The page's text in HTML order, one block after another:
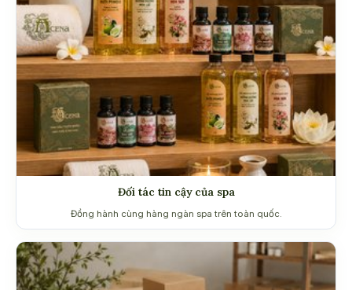
Đối tác tin cậy của spa
Đồng hành cùng hàng ngàn spa trên toàn quốc.